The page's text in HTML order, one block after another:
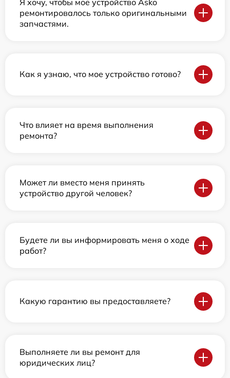
ремонтировалось только оригинальными
запчастями.
Как я узнаю, что мое устройство готово?
Что влияет на время выполнения
ремонта?
Может ли вместо меня принять
устройство другой человек?
Будете ли вы информировать меня о ходе
работ?
Какую гарантию вы предоставляете?
Выполняете ли вы ремонт для
юридических лиц?